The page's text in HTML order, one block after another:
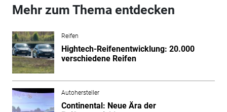
Mehr zum Thema entdecken
Reifen
Hightech-Reifenentwicklung: 20.000
verschiedene Reifen
Autohersteller
Continental: Neue Ära der